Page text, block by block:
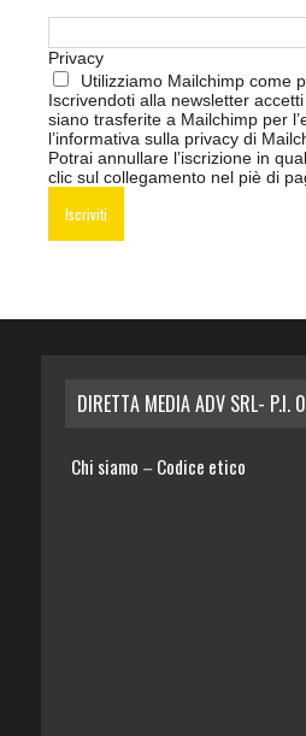
Privacy
Utilizziamo Mailchimp come
Iscrivendoti alla newsletter
siano trasferite a Mailchimp per
l’informativa sulla privacy di
Potrai annullare l’iscrizione in
clic sul collegamento nel piè di
DIRETTA MEDIA ADV SRL-
Chi siamo – Codice etico